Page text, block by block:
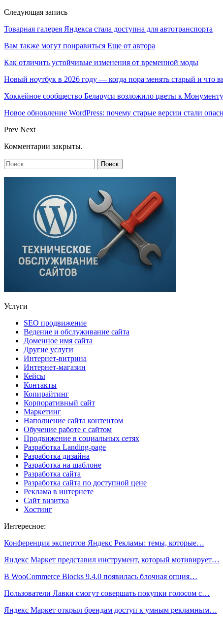
Следующая запись
Товарная галерея Яндекса стала доступна для автотранспорта
Вам также могут понравиться Еще от автора
Как отличить устойчивые изменения от временной моды
Новый ноутбук в 2026 году — когда пора менять старый и что
Хоккейное сообщество Беларуси возложило цветы к
Новое обновление WordPress: почему старые версии стали
Prev Next
Комментарии закрыты.
Услуги
SEO продвижение
Ведение и обслуживание сайта
Доменное имя сайта
Другие услуги
Интернет-витрина
Интернет-магазин
Кейсы
Контакты
Копирайтинг
Корпоративный сайт
Маркетинг
Наполнение сайта контентом
Обучение работе с сайтом
Продвижение в социальных сетях
Разработка Landing-page
Разработка дизайна
Разработка на шаблоне
Разработка сайта
Разработка сайта по доступной цене
Реклама в интернете
Сайт визитка
Хостинг
Интересное:
Конференция экспертов Яндекс Рекламы: темы, которые…
Яндекс Маркет представил инструмент, который мотивирует…
В WooCommerce Blocks 9.4.0 появилась блочная опция…
Пользователи Лавки смогут совершать покупки голосом с…
Яндекс Маркет открыл брендам доступ к умным рекламным…